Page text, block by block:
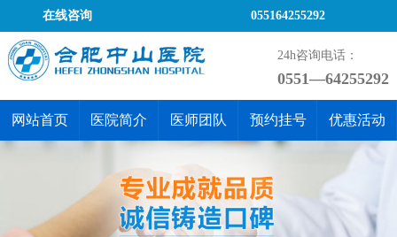
24h咨询电话：
0551—64255292
网站首页 医院简介 医师团队 预约挂号 优惠活动
在线咨询 055164255292